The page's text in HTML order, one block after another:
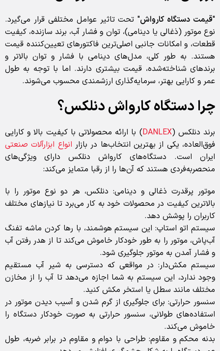
"قیمت دستگاه کارواش" تحت تاثیر عوامل مختلفی قرار می‌گیرد.
نوع موتور (ذغالی یا دینامی)، توان و فشار آب، برند سازنده، کیفیت
قطعات، و امکانات جانبی اصلی‌ترین فاکتورهای تعیین‌کننده قیمت
هستند. به طور کلی، مدل‌های دینامی با فشار و توان بالاتر و
برندهای شناخته‌شده، قیمت بیشتری دارند. اما با توجه به طول
عمر و کارایی بهتر، سرمایه‌گذاری ارزشمندی محسوب می‌شوند.
چرا دستگاه کارواش دنلکس؟
برند دنلکس (DANLEX) با ارائه محصولاتی با کیفیت بالا و کارایی
فوق‌العاده، یکی از بهترین انتخاب‌ها در بازار انواع ابزارآلات صنعتی
ایران است. دستگاه‌های کارواش دنلکس دارای ویژگی‌های
منحصربه‌فردی هستند که آن‌ها را از رقبا متمایز می‌کند:
موتور پرقدرت ذغالی و دینامی: دنلکس، هر دو نوع موتور را با
بالاترین کیفیت در محصولات خود به کار می‌برد تا نیازهای مختلف
کاربران را پوشش دهد.
سیستم اتو استاپ: این سیستم هوشمند، با رها کردن ماشه تفنگ
آب‌پاش، موتور را به طور خودکار خاموش می‌کند تا از هدر رفتن آب
و فشار آمدن به موتور جلوگیری شود.
سیستم مکش‌دار: در مواقعی که دسترسی به شیر آب مستقیم
وجود ندارد، این سیستم به شما اجازه می‌دهد تا آب را از مخازن
مختلف مانند سطل یا استخر مکش کنید.
سنسور حرارتی: برای جلوگیری از گرم شدن و آسیب دیدن موتور در
استفاده‌های طولانی، سنسور حرارتی به صورت خودکار دستگاه را
خاموش می‌کند.
بدنه محکم و مقاوم: طراحی با دوام و مقاوم در برابر ضربه، طول